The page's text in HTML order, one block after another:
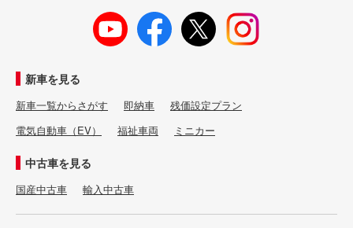
新車を見る
新車一覧からさがす 即納車
残価設定プラン
電気自動車（EV）
福祉車両 ミニカー
中古車を見る
国産中古車 輸入中古車